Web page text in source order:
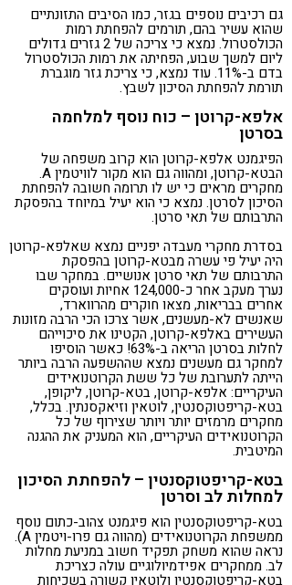
גם רכיבים נוספים בגזר, כמו הסיבים התזונתיים
שהוא עשיר בהם, תורמים להפחתת רמות
הכולסטרול. נמצא כי צריכה של 2 גזרים גדולים
ליום למשך שבוע, הפחיתה את רמות הכולסטרול
בדם ב-11%. עוד נמצא, כי צריכת גזר מוגברת
תורמת להפחתת הסיכון לשבץ.
אלפא-קרוטן – כוח נוסף למלחמה
בסרטן
הפיגמנט אלפא-קרוטן הוא קרוב משפחה של
הבטא-קרוטן, ומהווה גם הוא מקור לוויטמין A.
מחקרים מראים כי יש לו תרומה חשובה להפחתת
הסיכון לסרטן. נמצא כי הוא יעיל במיוחד בהפסקת
התרבותם של תאי סרטן.
בסדרת מחקרי מעבדה יפניים נמצא שאלפא-קרוטן
היה יעיל פי עשרה מבטא-קרוטן בהפסקת
התרבותם של תאי סרטן אנושיים. במחקר שבו
נערך מעקב אחר כ-124,000 אחיות ועוסקים
אחרים בבריאות, מצאו חוקרים מהרווארד,
שאנשים לא-מעשנים, אשר צרכו הכי הרבה מזונות
העשירים באלפא-קרוטן, הקטינו את סיכוייהם
לחלות בסרטן הריאה ב-63%! כאשר הוסיפו
למחקר גם מעשנים נמצא שההשפעה הרבה ביותר
הייתה לתערובת של כל ששת הקרוטנואידים
העיקריים: אלפא-קרוטן, בטא-קרוטן, ליקופן,
בטא-קריפטוקסנטין, לוטאין וזיאקסנתין. בכלל,
מחקרים מרמזים יותר ויותר שצירוף של כל
הקרוטנואידים העיקריים, הוא המעניק את ההגנה
המיטבית.
בטא-קריפטוקסנטין – להפחתת הסיכון
למחלות לב וסרטן
בטא-קריפטוקסנטין הוא פיגמנט צהוב-כתום נוסף
ממשפחת הקרוטנואידים (מהווה גם פרו-ויטמין A).
נראה שהוא משחק תפקיד חשוב במניעת מחלות
לב. ממחקרים אפידמיולוגיים עולה כצריכת
בטא-קריפטוקסנטין ולוטאין קשורה בשכיחות